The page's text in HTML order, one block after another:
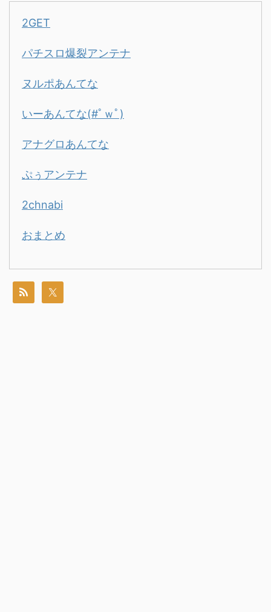
2GET
パチスロ爆裂アンテナ
ヌルポあんてな
いーあんてな(#ﾟｗﾟ)
アナグロあんてな
ぷぅアンテナ
2chnabi
おまとめ